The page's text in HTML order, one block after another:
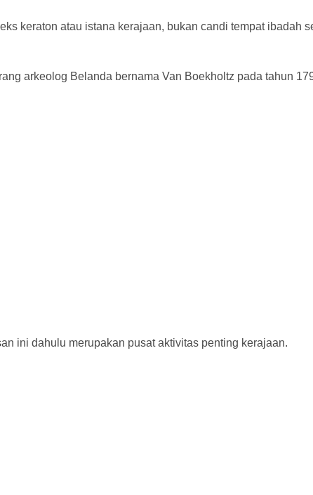
keraton atau istana kerajaan, bukan candi tempat ibadah
arkeolog Belanda bernama Van Boekholtz pada tahun
ini dahulu merupakan pusat aktivitas penting kerajaan.